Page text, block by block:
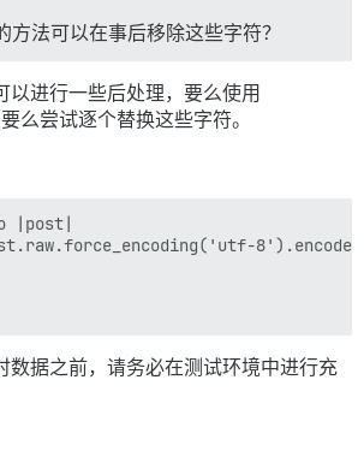
方法可以在事后移除这些字符？
以进行一些后处理，要么使用
么尝试逐个替换这些字符。
|post|
数据之前，请务必在测试环境中进行充